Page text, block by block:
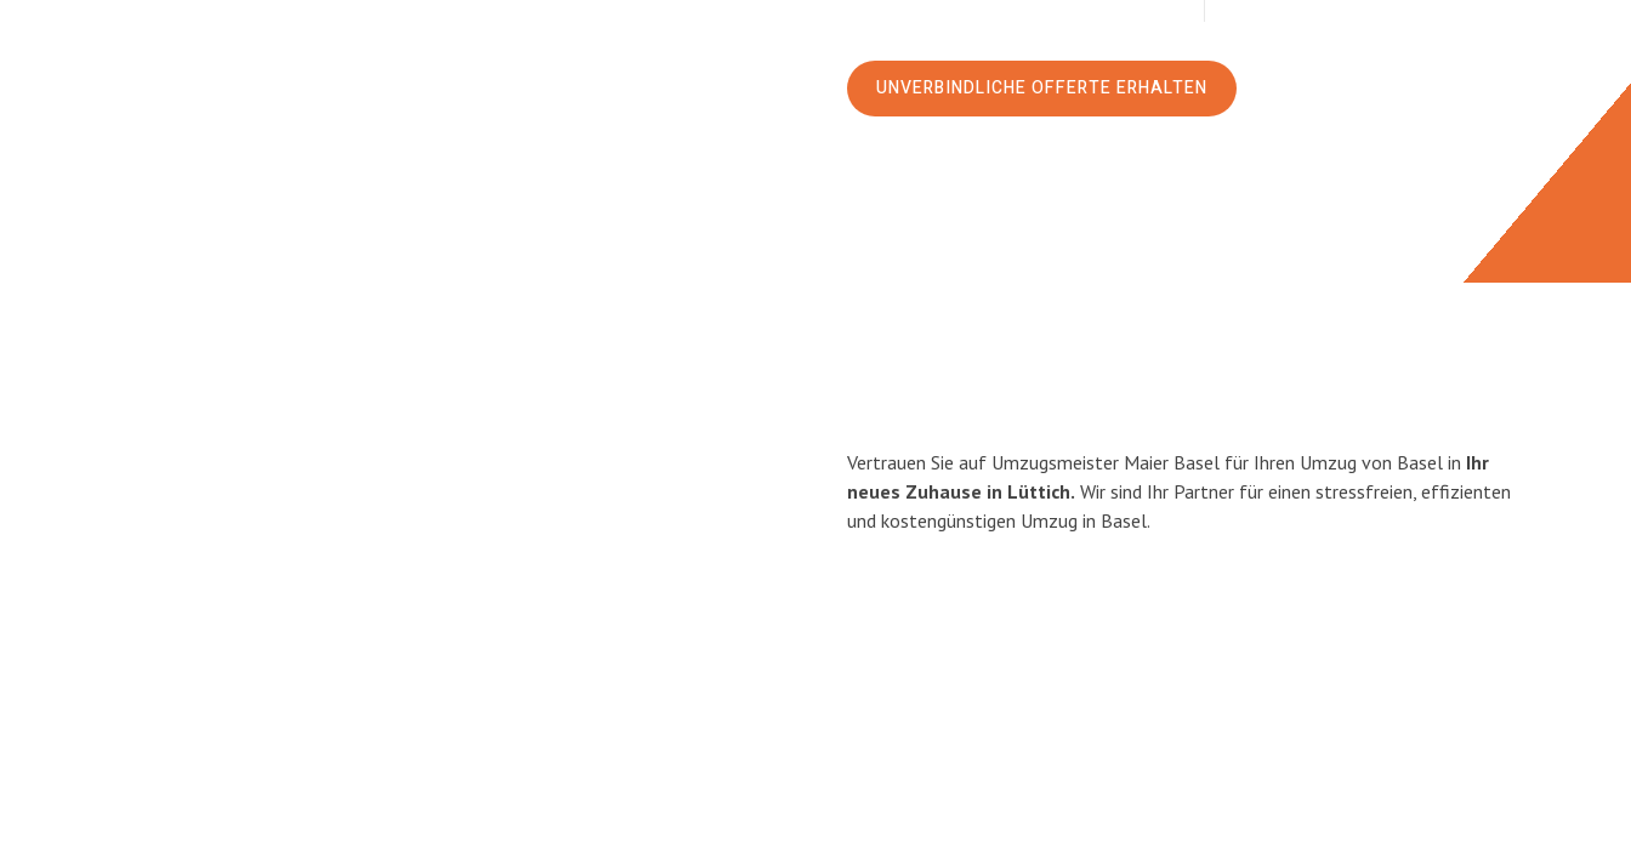
UNVERBINDLICHE OFFERTE ERHALTEN
Vertrauen Sie auf Umzugsmeister Maier Basel für Ihren Umzug von Basel in Ihr
neues Zuhause in Lüttich. Wir sind Ihr Partner für einen stressfreien, effizienten
und kostengünstigen Umzug in Basel.